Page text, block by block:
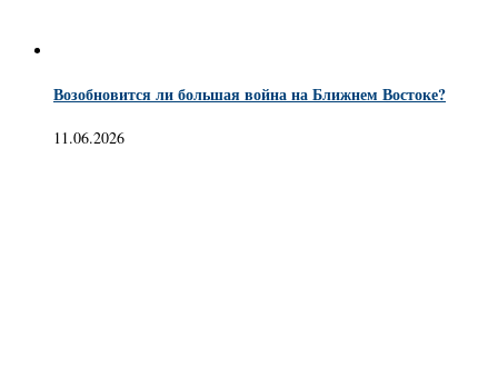
Возобновится ли большая война на Ближнем Востоке?
11.06.2026